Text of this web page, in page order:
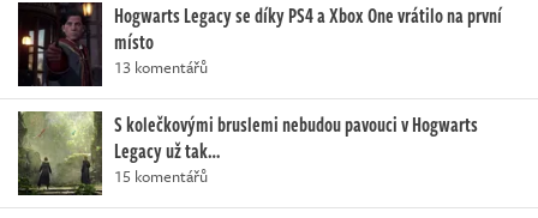
Hogwarts Legacy se díky PS4 a Xbox One vrátilo na první
místo
13 komentářů
S kolečkovými bruslemi nebudou pavouci v Hogwarts
Legacy už tak…
15 komentářů